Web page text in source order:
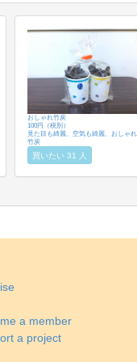
おしゃれ竹炭
100円（税別）
見た目も綺麗、空気も綺麗、おしゃれ
竹炭
買いたい 31 人
a member
a project